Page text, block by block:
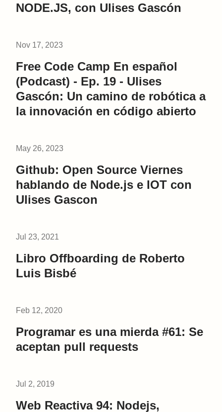
NODE.JS, con Ulises Gascón
Nov 17, 2023
Free Code Camp En español
(Podcast) - Ep. 19 - Ulises
Gascón: Un camino de robótica a
la innovación en código abierto
May 26, 2023
Github: Open Source Viernes
hablando de Node.js e IOT con
Ulises Gascon
Jul 23, 2021
Libro Offboarding de Roberto
Luis Bisbé
Feb 12, 2020
Programar es una mierda #61: Se
aceptan pull requests
Jul 2, 2019
Web Reactiva 94: Nodejs,